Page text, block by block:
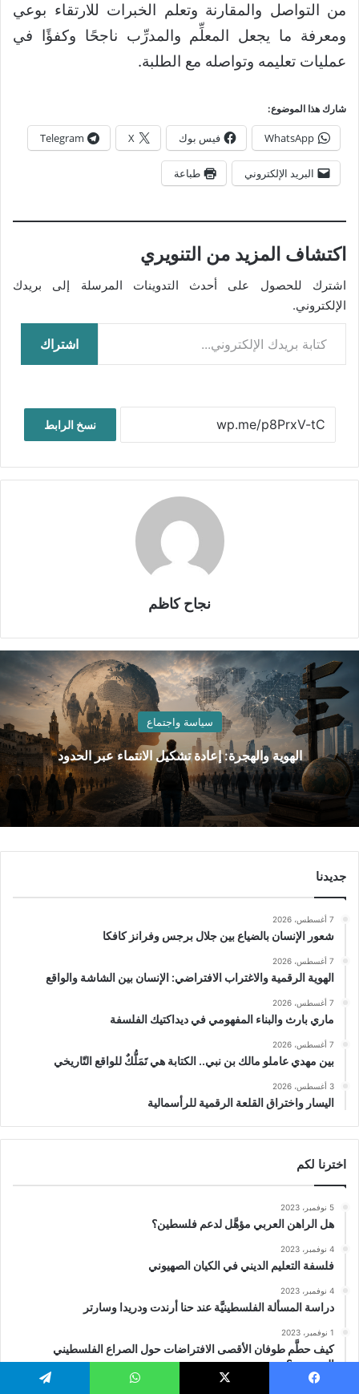
من التواصل والمقارنة وتعلم الخبرات للارتقاء بوعي
ومعرفة ما يجعل المعلِّم والمدرِّب ناجحًا وكفؤًا في
عمليات تعليمه وتواصله مع الطلبة.
شارك هذا الموضوع:
WhatsApp فيس بوك X
Telegram
البريد الإلكتروني طباعة
اكتشاف المزيد من التنويري
اشترك للحصول على أحدث التدوينات المرسلة إلى بريدك
الإلكتروني.
كتابة بريدك الإلكتروني...
اشتراك
نسخ الرابط
نجاح كاظم
سياسة واجتماع
الهوية والهجرة: إعادة تشكيل الانتماء عبر الحدود
جديدنا
7 أغسطس، 2026
شعور الإنسان بالضياع بين جلال برجس وفرانز كافكا
7 أغسطس، 2026
الهوية الرقمية والاغتراب الافتراضي: الإنسان بين الشاشة والواقع
7 أغسطس، 2026
ماري بارث والبناء المفهومي في ديداكتيك الفلسفة
7 أغسطس، 2026
بين مهدي عاملو مالك بن نبي.. الكتابة هي تَمَلُّكٌ للواقع التّاريخي
3 أغسطس، 2026
اليسار واختراق القلعة الرقمية للرأسمالية
اخترنا لكم
5 نوفمبر، 2023
هل الراهن العربي مؤهَّل لدعم فلسطين؟
4 نوفمبر، 2023
فلسفة التعليم الديني في الكيان الصهيوني
4 نوفمبر، 2023
دراسة المسألة الفلسطينيَّة عند حنا أرندت ودريدا وسارتر
1 نوفمبر، 2023
كيف حطَّم طوفان الأقصى الافتراضات حول الصراع الفلسطيني
الصهيوني؟